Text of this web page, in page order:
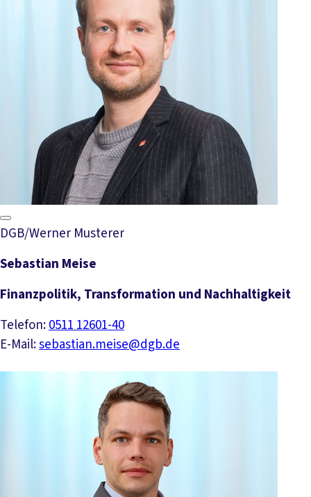
DGB/Werner Musterer
Sebastian Meise
Finanzpolitik, Transformation und Nachhaltigkeit
Telefon:0511 12601-40
E-Mail:sebastian.meise@dgb.de